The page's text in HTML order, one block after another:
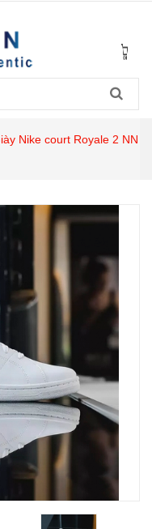
Nike court Royale 2 NN